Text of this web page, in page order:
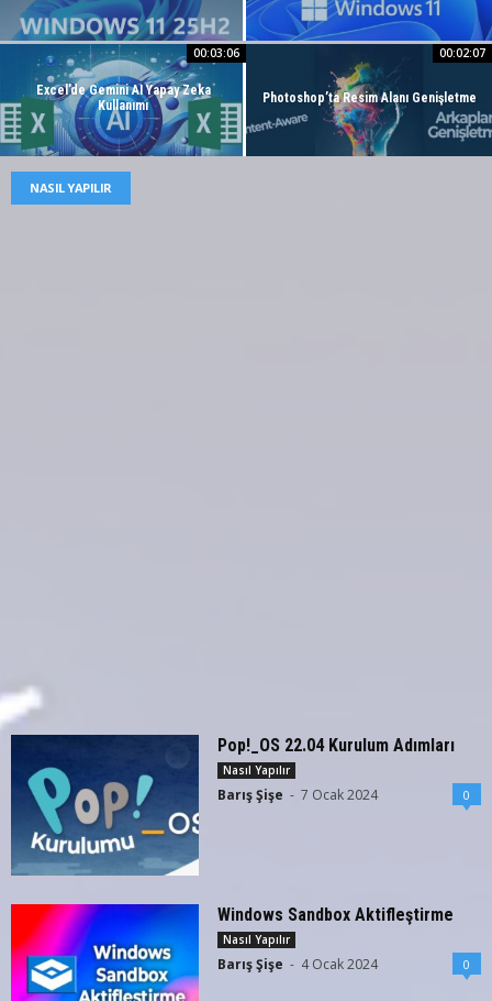
00:03:06
Excel’de Gemini AI Yapay Zeka
Kullanımı
00:02:07
Photoshop’ta Resim Alanı Genişletme
NASIL YAPILIR
Pop!_OS 22.04 Kurulum Adımları
Nasıl Yapılır
Barış Şişe - 7 Ocak 2024 0
Windows Sandbox Aktifleştirme
Nasıl Yapılır
Barış Şişe - 4 Ocak 2024 0